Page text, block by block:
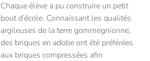
Chaque élève a pu construire un petit
bout d’école. Connaissant les qualités
argileuses de la terre gommegnionne,
des briques en adobe ont été préférées
aux briques compressées afin